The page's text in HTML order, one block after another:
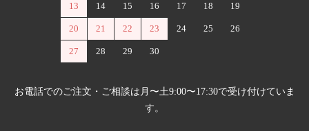
13 14 15 16 17 18 19
20 21 22 23 24 25 26
27 28 29 30
お電話でのご注文・ご相談は月〜土9:00〜17:30で受け付けていま
す。